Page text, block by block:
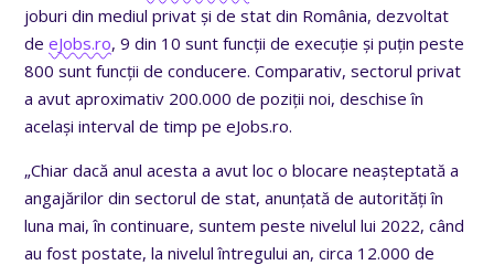
joburi din mediul privat și de stat din România, dezvoltat
deeJobs.ro, 9 din 10 sunt funcții de execuție și puțin peste
800 sunt funcții de conducere. Comparativ, sectorul privat
a avut aproximativ 200.000 de poziții noi, deschise în
același interval de timp pe eJobs.ro.
„Chiar dacă anul acesta a avut loc o blocare neașteptată a
angajărilor din sectorul de stat, anunțată de autorități în
luna mai, în continuare, suntem peste nivelul lui 2022, când
au fost postate, la nivelul întregului an, circa 12.000 de